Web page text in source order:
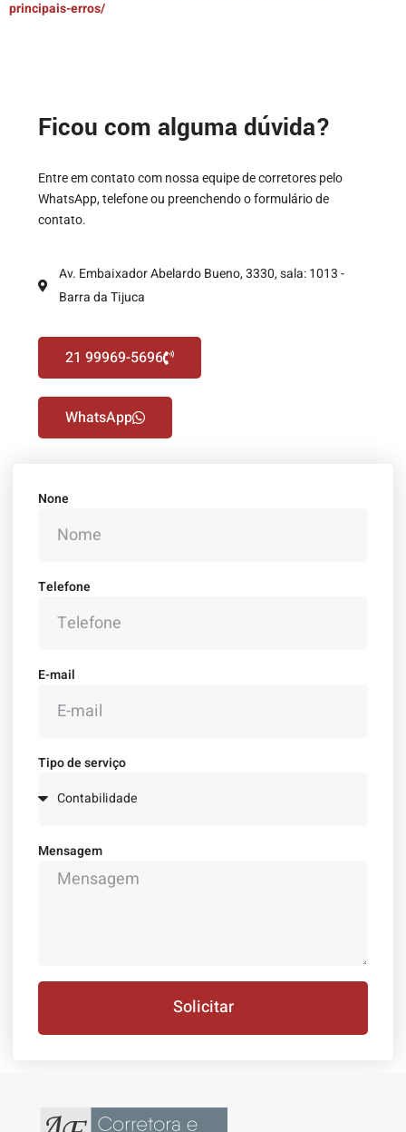
principais-erros/
Ficou com alguma dúvida?
Entre em contato com nossa equipe de corretores pelo
WhatsApp, telefone ou preenchendo o formulário de
contato.
Av. Embaixador Abelardo Bueno, 3330, sala: 1013 -
Barra da Tijuca
21 99969-5696
WhatsApp
None
Telefone
E-mail
Tipo de serviço
Mensagem
Solicitar